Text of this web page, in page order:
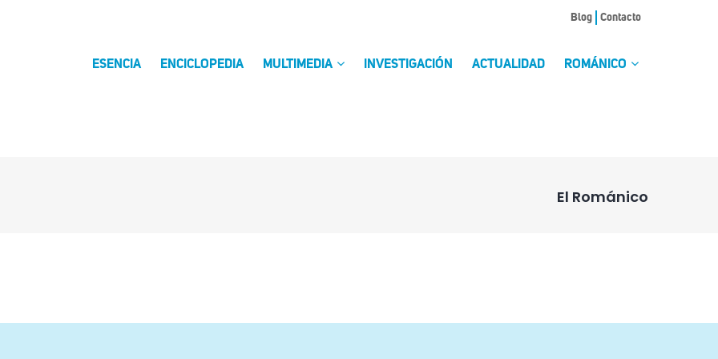
Blog Contacto
ESENCIA ENCICLOPEDIA MULTIMEDIA INVESTIGACIÓN ACTUALIDAD ROMÁNICO
El Románico